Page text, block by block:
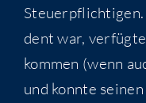
dent war,
kom­men (wenn
und konn­te